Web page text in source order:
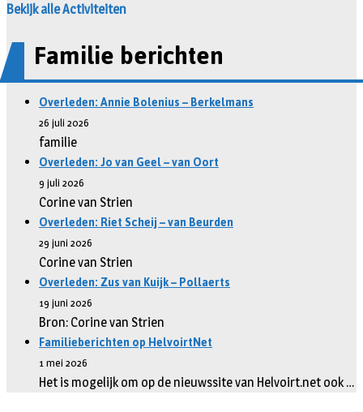
Bekijk alle Activiteiten
Familie berichten
Overleden: Annie Bolenius – Berkelmans
26 juli 2026
familie
Overleden: Jo van Geel – van Oort
9 juli 2026
Corine van Strien
Overleden: Riet Scheij – van Beurden
29 juni 2026
Corine van Strien
Overleden: Zus van Kuijk – Pollaerts
19 juni 2026
Bron: Corine van Strien
Familieberichten op HelvoirtNet
1 mei 2026
Het is mogelijk om op de nieuwssite van Helvoirt.net ook …